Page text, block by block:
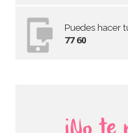
Puedes hacer
77 60